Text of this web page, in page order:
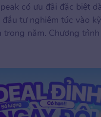
có ưu đãi đặc biệt
tư nghiêm túc vào
trong năm. Chương